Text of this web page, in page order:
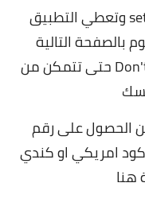
ثم تقوم بالضغط على كلمة set up وتعطي التطبيق
بالصفحة التالية
بالضغط على كلمة Don't use location حتى تتمكن من
الحصول على رقم
امريكي او كندي